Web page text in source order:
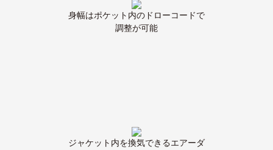
身幅はポケット内のドローコードで
調整が可能
ジャケット内を換気できるエアーダ